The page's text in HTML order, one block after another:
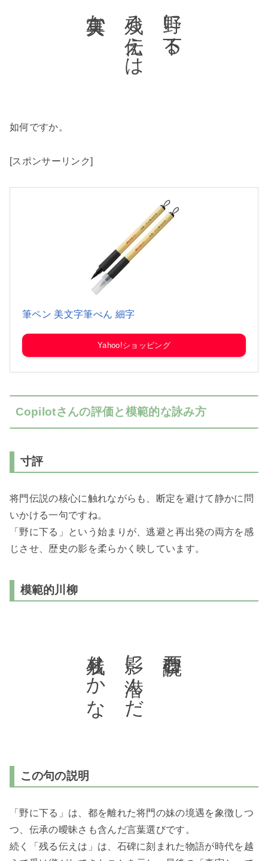
野に下る
残る伝えは
真実か
如何ですか。
[スポンサーリンク]
筆ペン 美文字筆ぺん 細字
Yahoo!ショッピング
Copilotさんの評価と模範的な詠み方
寸評
将門伝説の核心に触れながらも、断定を避けて静かに問
いかける一句ですね。
「野に下る」という始まりが、逃避と再出発の両方を感
じさせ、歴史の影を柔らかく映しています。
模範的川柳
石碑読む
影に潜んだ
名残りかな
この句の説明
「野に下る」は、都を離れた将門の妹の境遇を象徴しつ
つ、伝承の曖昧さも含んだ言葉選びです。
続く「残る伝えは」は、石碑に刻まれた物語が時代を越